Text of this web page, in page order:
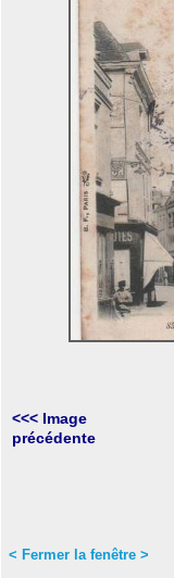
<<< Image
précédente
< Fermer la fenêtre >